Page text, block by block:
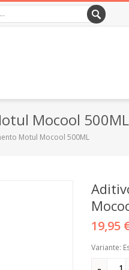
Mocool 500ML
Motul Mocool 500ML
19,95
Variante: